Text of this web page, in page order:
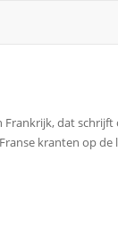
dat
kranten op